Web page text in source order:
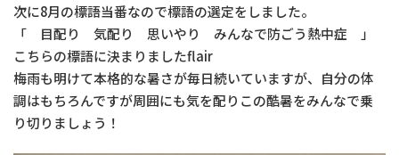
次に8月の標語当番なので標語の選定をしました。
「 目配り 気配り 思いやり みんなで防ごう熱中症 」
こちらの標語に決まりましたflair
梅雨も明けて本格的な暑さが毎日続いていますが、自分の体
調はもちろんですが周囲にも気を配りこの酷暑をみんなで乗
り切りましょう！